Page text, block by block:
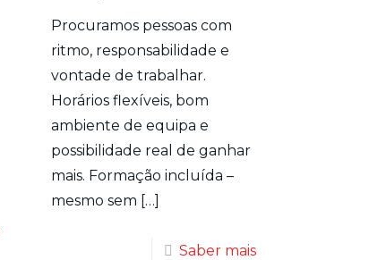
Procuramos pessoas com
ritmo, responsabilidade e
vontade de trabalhar.
Horários flexíveis, bom
ambiente de equipa e
possibilidade real de ganhar
mais. Formação incluída –
mesmo sem […]
Saber mais